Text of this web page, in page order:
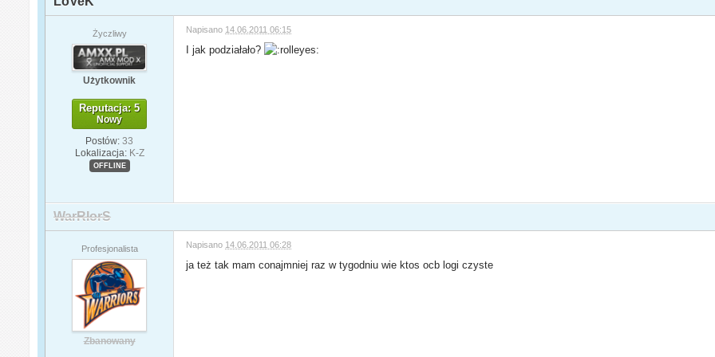
Życzliwy
Użytkownik
Reputacja: 5
Nowy
Postów: 33
Lokalizacja: K-Z
OFFLINE
Napisano 14.06.2011 06:15
I jak podziałało?
WarRIorS
Profesjonalista
Zbanowany
Napisano 14.06.2011 06:28
ja też tak mam conajmniej raz w tygodniu wie ktos ocb logi czyste